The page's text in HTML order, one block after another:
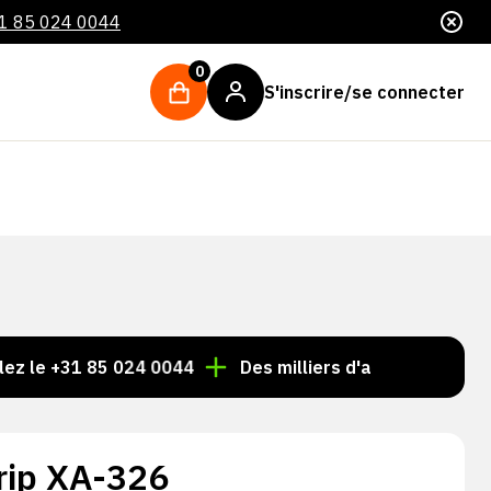
85 024 0044
0
S'inscrire/se connecter
85 024 0044 Des milliers d'articles toujours en
XA-326